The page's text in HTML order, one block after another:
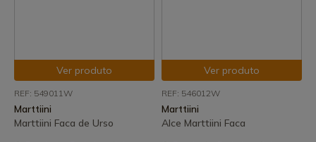
Ver produto
REF: 549011W
Marttiini
Marttiini Faca de Urso
Ver produto
REF: 546012W
Marttiini
Alce Marttiini Faca